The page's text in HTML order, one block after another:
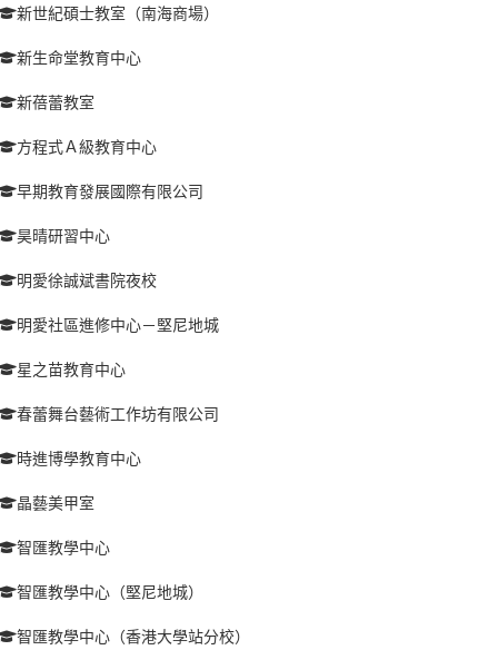
新世紀碩士教室（南海商場）
新生命堂教育中心
新蓓蕾教室
方程式Ａ級教育中心
早期教育發展國際有限公司
昊晴研習中心
明愛徐誠斌書院夜校
明愛社區進修中心－堅尼地城
星之苗教育中心
春蕾舞台藝術工作坊有限公司
時進博學教育中心
晶藝美甲室
智匯教學中心
智匯教學中心（堅尼地城）
智匯教學中心（香港大學站分校）